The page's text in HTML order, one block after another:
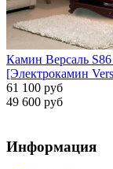
Камин Версаль
[Электрокамин
61 100 руб
49 600 руб
Информация